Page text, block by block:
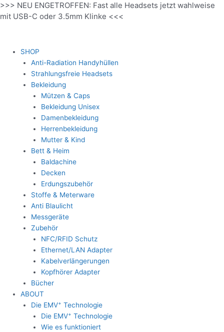
Zum
Inhalt
>>> NEU ENGETROFFEN: Fast alle Headsets jetzt wahlweise
mit USB-C oder 3.5mm Klinke <<<
SHOP
Anti-Radiation Handyhüllen
Strahlungsfreie Headsets
Bekleidung
Mützen & Caps
Bekleidung Unisex
Damenbekleidung
Herrenbekleidung
Mutter & Kind
Bett & Heim
Baldachine
Decken
Erdungszubehör
Stoffe & Meterware
Anti Blaulicht
Messgeräte
Zubehör
NFC/RFID Schutz
Ethernet/LAN Adapter
Kabelverlängerungen
Kopfhörer Adapter
Bücher
ABOUT
Die EMV+ Technologie
Die EMV+ Technologie
Wie es funktioniert